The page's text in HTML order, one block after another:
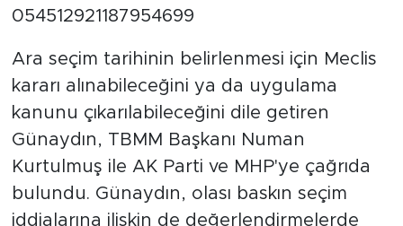
054512921187954699
Ara seçim tarihinin belirlenmesi için Meclis
kararı alınabileceğini ya da uygulama
kanunu çıkarılabileceğini dile getiren
Günaydın, TBMM Başkanı Numan
Kurtulmuş ile AK Parti ve MHP'ye çağrıda
bulundu. Günaydın, olası baskın seçim
iddialarına ilişkin de değerlendirmelerde